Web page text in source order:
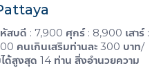
สบดี : 7,900 ศุกร์ : 8,900 เสาร์ :
คนเกินเสริมท่านละ 300 บาท/
ด้สูงสุด 14 ท่าน สิ่งอำนวยความ